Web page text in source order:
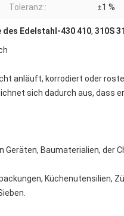
Toleranz:: ±1 %
des Edelstahl-430 410, 310S
anläuft, korrodiert oder
sich dadurch aus, dass
Baumaterialien, der
Küchenutensilien,